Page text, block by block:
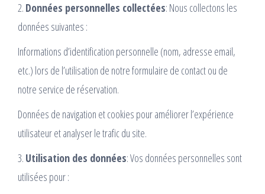
2. Données personnelles collectées: Nous collectons les
données suivantes :
Informations d’identification personnelle (nom, adresse email,
etc.) lors de l’utilisation de notre formulaire de contact ou de
notre service de réservation.
Données de navigation et cookies pour améliorer l’expérience
utilisateur et analyser le trafic du site.
3. Utilisation des données: Vos données personnelles sont
utilisées pour :